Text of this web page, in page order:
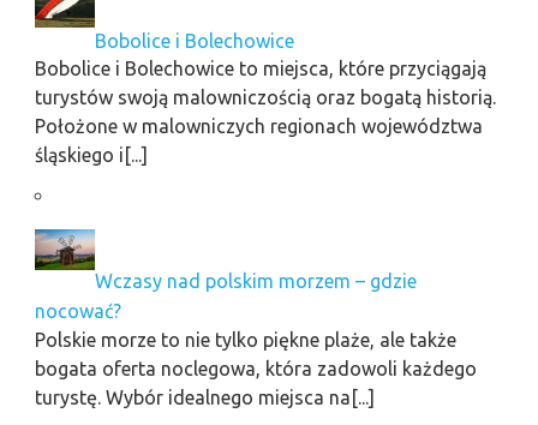
Bobolice i Bolechowice
Bobolice i Bolechowice to miejsca, które przyciągają
turystów swoją malowniczością oraz bogatą historią.
Położone w malowniczych regionach województwa
śląskiego i[...]
Wczasy nad polskim morzem – gdzie
nocować?
Polskie morze to nie tylko piękne plaże, ale także
bogata oferta noclegowa, która zadowoli każdego
turystę. Wybór idealnego miejsca na[...]